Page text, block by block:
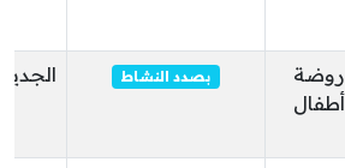
روضة
أطفال
بصدد النشاط